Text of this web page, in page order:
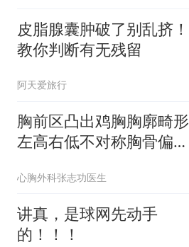
皮脂腺囊肿破了别乱挤！
教你判断有无残留
阿天爱旅行
胸前区凸出鸡胸胸廓畸形
左高右低不对称胸骨偏转
心胸外科张志功医生
讲真，是球网先动手
的！！！